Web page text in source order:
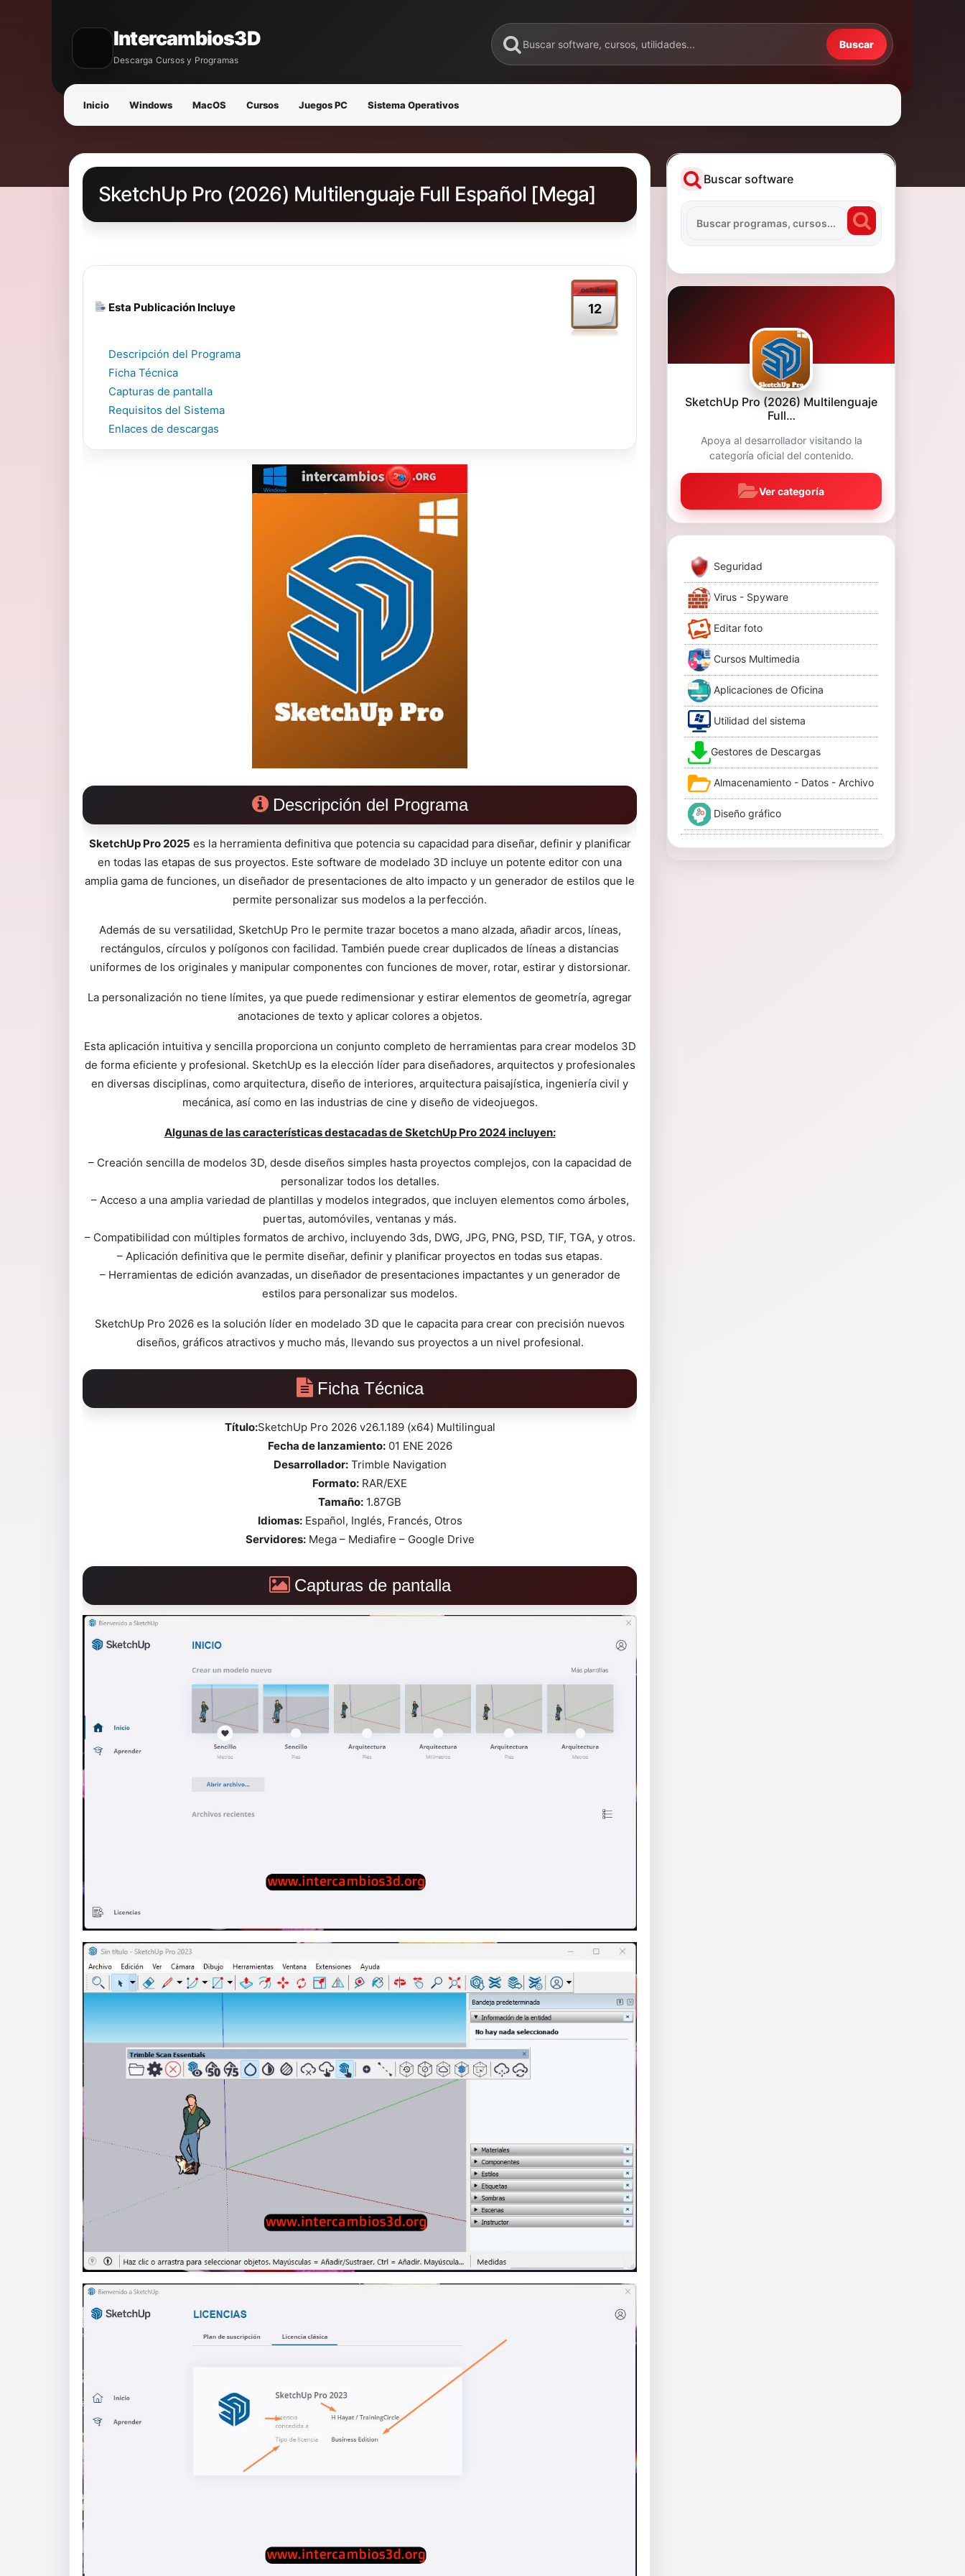
Intercambios3D
Descarga Cursos y Programas
Buscar
Inicio Windows MacOS Cursos Juegos PC Sistema Operativos
SketchUp Pro (2026) Multilenguaje Full Español [Mega]
Esta Publicación Incluye
octubre
12
Descripción del Programa
Ficha Técnica
Capturas de pantalla
Requisitos del Sistema
Enlaces de descargas
Descripción del Programa
SketchUp Pro 2025 es la herramienta definitiva que potencia su capacidad para diseñar, definir y planificar
en todas las etapas de sus proyectos. Este software de modelado 3D incluye un potente editor con una
amplia gama de funciones, un diseñador de presentaciones de alto impacto y un generador de estilos que le
permite personalizar sus modelos a la perfección.
Además de su versatilidad, SketchUp Pro le permite trazar bocetos a mano alzada, añadir arcos, líneas,
rectángulos, círculos y polígonos con facilidad. También puede crear duplicados de líneas a distancias
uniformes de los originales y manipular componentes con funciones de mover, rotar, estirar y distorsionar.
La personalización no tiene límites, ya que puede redimensionar y estirar elementos de geometría, agregar
anotaciones de texto y aplicar colores a objetos.
Esta aplicación intuitiva y sencilla proporciona un conjunto completo de herramientas para crear modelos 3D
de forma eficiente y profesional. SketchUp es la elección líder para diseñadores, arquitectos y profesionales
en diversas disciplinas, como arquitectura, diseño de interiores, arquitectura paisajística, ingeniería civil y
mecánica, así como en las industrias de cine y diseño de videojuegos.
Algunas de las características destacadas de SketchUp Pro 2024 incluyen:
– Creación sencilla de modelos 3D, desde diseños simples hasta proyectos complejos, con la capacidad de
personalizar todos los detalles.
– Acceso a una amplia variedad de plantillas y modelos integrados, que incluyen elementos como árboles,
puertas, automóviles, ventanas y más.
– Compatibilidad con múltiples formatos de archivo, incluyendo 3ds, DWG, JPG, PNG, PSD, TIF, TGA, y otros.
– Aplicación definitiva que le permite diseñar, definir y planificar proyectos en todas sus etapas.
– Herramientas de edición avanzadas, un diseñador de presentaciones impactantes y un generador de
estilos para personalizar sus modelos.
SketchUp Pro 2026 es la solución líder en modelado 3D que le capacita para crear con precisión nuevos
diseños, gráficos atractivos y mucho más, llevando sus proyectos a un nivel profesional.
Ficha Técnica
Título:SketchUp Pro 2026 v26.1.189 (x64) Multilingual
Fecha de lanzamiento:01 ENE 2026
Desarrollador:Trimble Navigation
Formato: RAR/EXE
Tamaño: 1.87GB
Idiomas:Español, Inglés, Francés, Otros
Servidores:Mega – Mediafire – Google Drive
Capturas de pantalla
Buscar software
SketchUp Pro (2026) Multilenguaje
Full…
Apoya al desarrollador visitando la
categoría oficial del contenido.
Ver categoría
Seguridad
Virus - Spyware
Editar foto
Cursos Multimedia
Aplicaciones de Oficina
Utilidad del sistema
Gestores de Descargas
Almacenamiento - Datos - Archivo
Diseño gráfico